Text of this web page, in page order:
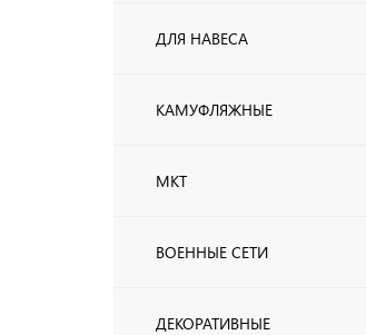
ДЛЯ НАВЕСА
КАМУФЛЯЖНЫЕ
МКТ
ВОЕННЫЕ СЕТИ
ДЕКОРАТИВНЫЕ